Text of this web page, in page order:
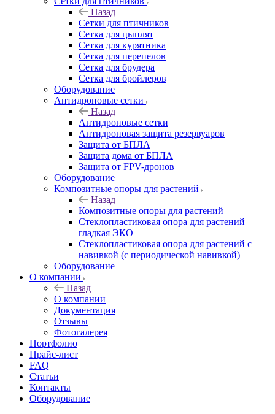
Назад
Сетки для птичников
Сетка для цыплят
Сетка для курятника
Сетка для перепелов
Сетка для брудера
Сетка для бройлеров
Оборудование
Антидроновые сетки
Назад
Антидроновые сетки
Антидроновая защита резервуаров
Защита от БПЛА
Защита дома от БПЛА
Защита от FPV-дронов
Оборудование
Композитные опоры для растений
Назад
Композитные опоры для растений
Стеклопластиковая опора для растений
гладкая ЭКО
Стеклопластиковая опора для растений с
навивкой (с периодической навивкой)
Оборудование
О компании
Назад
О компании
Документация
Отзывы
Фотогалерея
Портфолио
Прайс-лист
FAQ
Статьи
Контакты
Оборудование